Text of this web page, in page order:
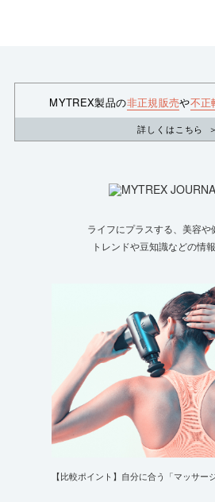
MYTREX製品の非正規販売や不正
詳しくはこちら ＞
ライフにプラスする、美容や
トレンドや豆知識などの情
【比較ポイント】自分に合う「マッサー